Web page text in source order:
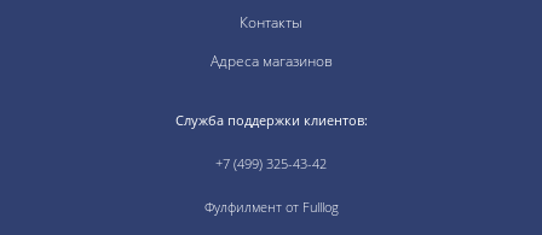
Контакты
Адреса магазинов
Служба поддержки клиентов:
+7 (499) 325-43-42
Фулфилмент от Fulllog